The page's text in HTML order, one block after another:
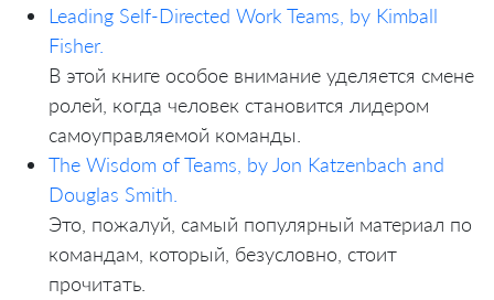
Leading Self-Directed Work Teams, by Kimball
Fisher.
В этой книге особое внимание уделяется смене
ролей, когда человек становится лидером
самоуправляемой команды.
The Wisdom of Teams, by Jon Katzenbach and
Douglas Smith.
Это, пожалуй, самый популярный материал по
командам, который, безусловно, стоит
прочитать.